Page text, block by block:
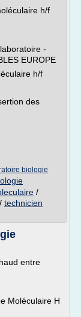
h/f
-
EUROPE
h/f
des
biologie
/
/ technicien
entre
Moléculaire H